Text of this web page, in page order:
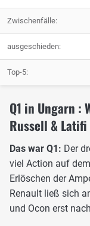
Zwischenfälle:
ausgeschieden:
Top-5:
Q1 in Ungarn :
Russell & Latifi
Das war Q1: Der
viel Action auf
Erlöschen der
Renault ließ sich
und Ocon erst